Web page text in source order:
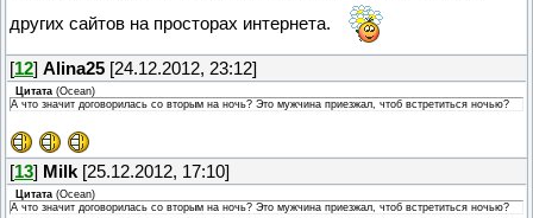
других сайтов на просторах интернета.
[12] Alina25 [24.12.2012, 23:12]
Цитата (Ocean)
А что значит договорилась со вторым на ночь? Это мужчина приезжал, чтоб встретиться ночью?
[13] Milk [25.12.2012, 17:10]
Цитата (Ocean)
А что значит договорилась со вторым на ночь? Это мужчина приезжал, чтоб встретиться ночью?